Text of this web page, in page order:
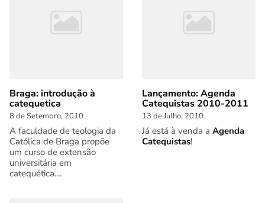
Braga: introdução à
catequetica
8 de Setembro, 2010
A faculdade de teologia da
Católica de Braga propõe
um curso de extensão
universitária em
catequética....
Lançamento: Agenda
Catequistas 2010-2011
13 de Julho, 2010
Já está à venda a Agenda
Catequistas!